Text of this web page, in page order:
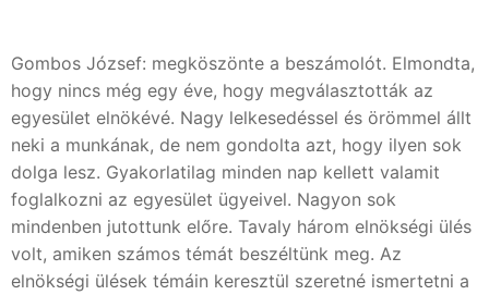
Gombos József: megköszönte a beszámolót. Elmondta,
hogy nincs még egy éve, hogy megválasztották az
egyesület elnökévé. Nagy lelkesedéssel és örömmel állt
neki a munkának, de nem gondolta azt, hogy ilyen sok
dolga lesz. Gyakorlatilag minden nap kellett valamit
foglalkozni az egyesület ügyeivel. Nagyon sok
mindenben jutottunk előre. Tavaly három elnökségi ülés
volt, amiken számos témát beszéltünk meg. Az
elnökségi ülések témáin keresztül szeretné ismertetni a